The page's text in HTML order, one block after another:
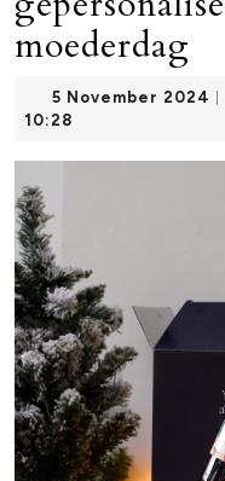
moederdag
5 November 2024 5
10:28